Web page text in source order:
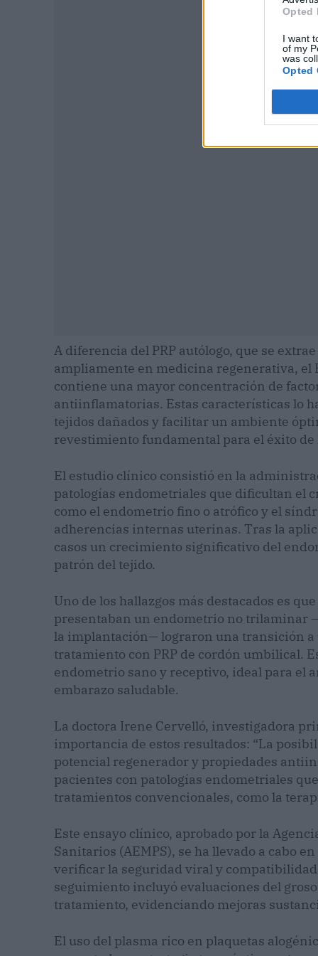
Opted
I want
of my
was
Opted
A diferencia del PRP autólogo, que se
ampliamente en medicina regenerativa, el
contiene una mayor concentración de
antiinflamatorias. Estas características lo
tejidos dañados y facilitar un ambiente
revestimiento fundamental para el éxito
El estudio clínico consistió en la
patologías endometriales que dificultan el
como el endometrio fino o atrófico y el
adherencias internas uterinas. Tras la
casos un crecimiento significativo del
patrón del tejido.
Uno de los hallazgos más destacados es
presentaban un endometrio no trilaminar
la implantación— lograron una transición
tratamiento con PRP de cordón umbilical.
endometrio sano y receptivo, ideal para el
embarazo saludable.
La doctora Irene Cervelló, investigadora
importancia de estos resultados: “La
potencial regenerador y propiedades
pacientes con patologías endometriales
tratamientos convencionales, como la
Este ensayo clínico, aprobado por la
Sanitarios (AEMPS), se ha llevado a cabo
verificar la seguridad viral y
seguimiento incluyó evaluaciones del
tratamiento, evidenciando mejoras
El uso del plasma rico en plaquetas